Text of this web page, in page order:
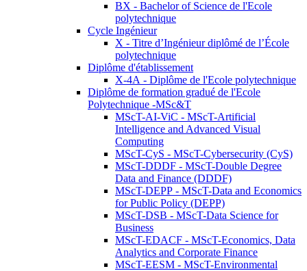
BX - Bachelor of Science de l'Ecole
polytechnique
Cycle Ingénieur
X - Titre d’Ingénieur diplômé de l’École
polytechnique
Diplôme d'établissement
X-4A - Diplôme de l'Ecole polytechnique
Diplôme de formation gradué de l'Ecole
Polytechnique -MSc&T
MScT-AI-ViC - MScT-Artificial
Intelligence and Advanced Visual
Computing
MScT-CyS - MScT-Cybersecurity (CyS)
MScT-DDDF - MScT-Double Degree
Data and Finance (DDDF)
MScT-DEPP - MScT-Data and Economics
for Public Policy (DEPP)
MScT-DSB - MScT-Data Science for
Business
MScT-EDACF - MScT-Economics, Data
Analytics and Corporate Finance
MScT-EESM - MScT-Environmental